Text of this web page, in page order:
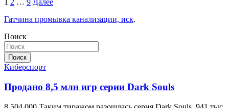
Пагинация
записей
1 2 … 9 Далее
Гатчина промывка канализации, иск.
Поиск
Поиск
Киберспорт
Продано 8,5 млн игр серии Dark Souls